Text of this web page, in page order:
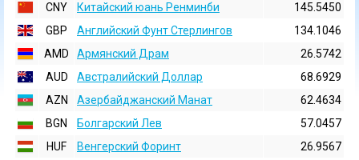
CNY
Китайский юань Ренминби
145.5450
GBP
Английский Фунт Стерлингов
134.1046
AMD
Армянский Драм
26.5742
AUD
Австралийский Доллар
68.6929
AZN
Азербайджанский Манат
62.4634
BGN
Болгарский Лев
57.0457
HUF
Венгерский Форинт
26.9567